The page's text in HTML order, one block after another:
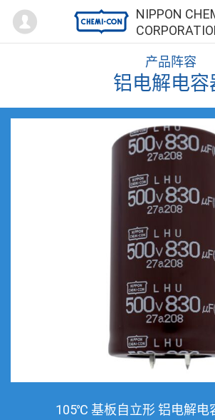
NIPPON
Mypage
产品阵容
铝电解电容
105℃ 基板自立形 铝电解电